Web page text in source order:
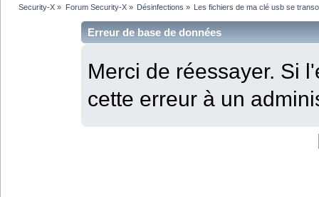
Security-X » Forum Security-X» Désinfections » Les fichiers de ma clé usb se
Erreur de base de données
Merci de réessayer. Si
cette erreur à un